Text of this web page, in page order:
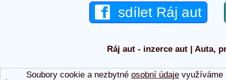
sdílet Ráj aut
Ráj aut - inzerce aut | Auta,
Soubory cookie a nezbytné osobní údajevyužíváme